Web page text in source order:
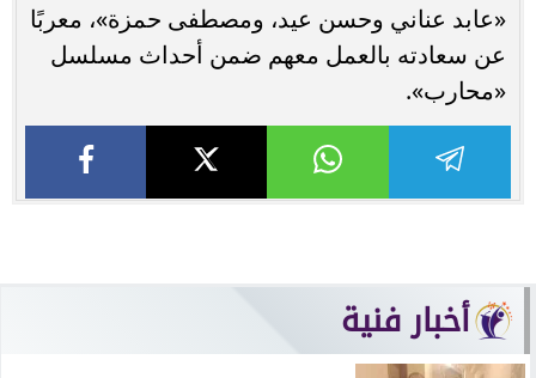
«عابد عناني وحسن عيد، ومصطفى حمزة»، معربًا
عن سعادته بالعمل معهم ضمن أحداث مسلسل
«محارب».
أخبار فنية